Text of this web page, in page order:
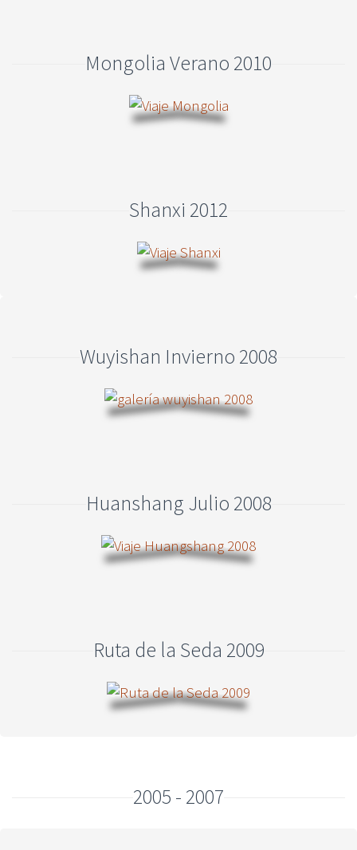
Mongolia Verano 2010
Shanxi 2012
Wuyishan Invierno 2008
Huanshang Julio 2008
Ruta de la Seda 2009
2005 - 2007